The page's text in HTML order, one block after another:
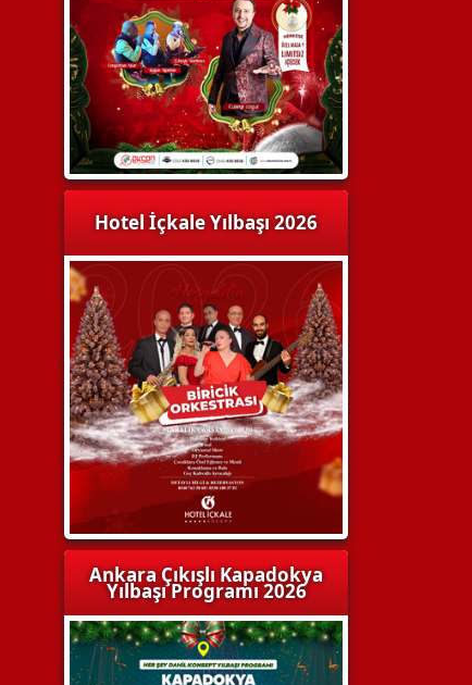
Hotel İçkale Yılbaşı 2026
Ankara Çıkışlı Kapadokya
Yılbaşı Programı 2026